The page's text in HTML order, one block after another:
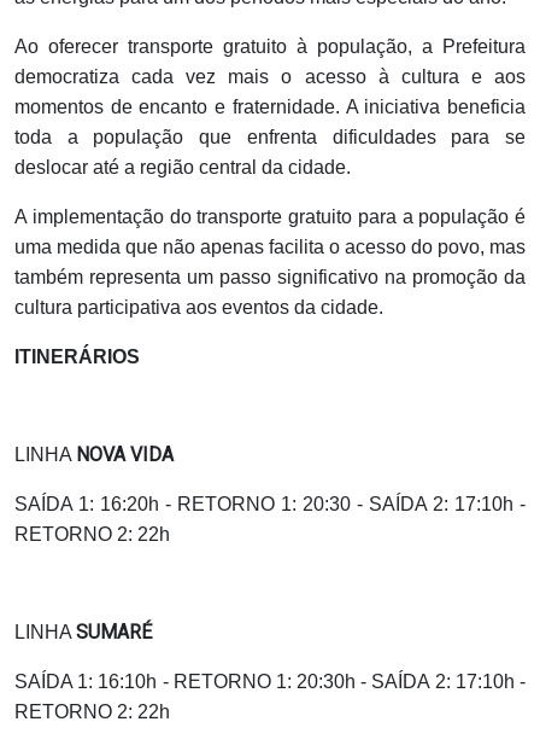
Ao oferecer transporte gratuito à população, a Prefeitura
democratiza cada vez mais o acesso à cultura e aos
momentos de encanto e fraternidade. A iniciativa beneficia
toda a população que enfrenta dificuldades para se
deslocar até a região central da cidade.
A implementação do transporte gratuito para a população é
uma medida que não apenas facilita o acesso do povo, mas
também representa um passo significativo na promoção da
cultura participativa aos eventos da cidade.
ITINERÁRIOS
LINHA NOVA VIDA
SAÍDA 1: 16:20h - RETORNO 1: 20:30 - SAÍDA 2: 17:10h -
RETORNO 2: 22h
LINHA SUMARÉ
SAÍDA 1: 16:10h - RETORNO 1: 20:30h - SAÍDA 2: 17:10h -
RETORNO 2: 22h